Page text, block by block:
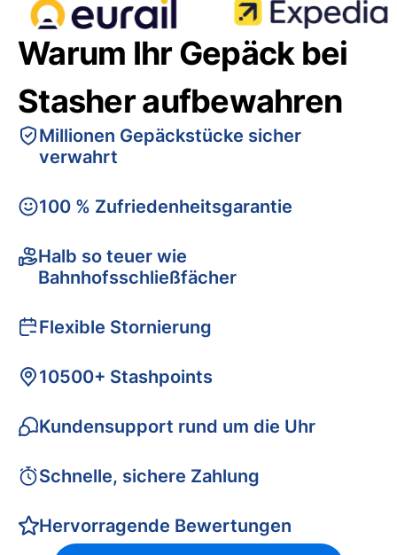
Warum Ihr Gepäck bei
Stasher aufbewahren
Millionen Gepäckstücke sicher
verwahrt
100 % Zufriedenheitsgarantie
Halb so teuer wie
Bahnhofsschließfächer
Flexible Stornierung
10500+ Stashpoints
Kundensupport rund um die Uhr
Schnelle, sichere Zahlung
Hervorragende Bewertungen